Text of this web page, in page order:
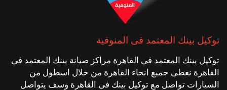
توكيل بينك المعتمد فى المنوفية
توكيل بينك المعتمد فى القاهرة مراكز صيانة بينك المعتمد فى
القاهرة نغطى جميع انحاء القاهرة من خلال اسطول من
السيارات تواصل مع توكيل بينك فى القاهرة وسف يتواصل